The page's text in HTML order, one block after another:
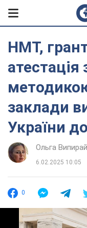
НМТ,
заклади
України
Ольга
6.02.2025 10:05
0